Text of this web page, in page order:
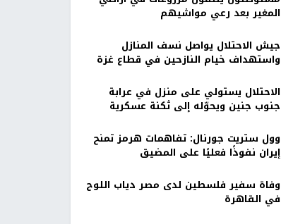
المغير بعد رعي مواشيهم
جيش الاحتلال يواصل نسف المنازل
واستهداف خيام النازحين في قطاع غزة
الاحتلال يستولي على منزل في عرابة
جنوب جنين ويحوّله إلى ثكنة عسكرية
وول ستريت جورنال: تفاهمات هرمز تمنح
إيران نفوذًا فعليًا على المضيق
وفاة سفير فلسطين لدى مصر دياب اللوح
في القاهرة